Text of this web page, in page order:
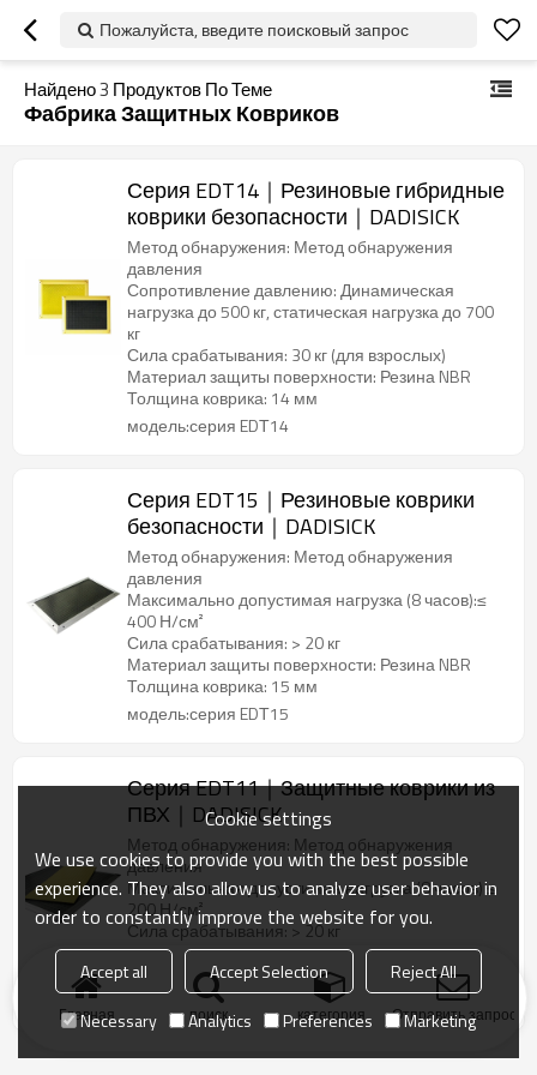
Пожалуйста, введите поисковый запрос
Найдено3 Продуктов По Теме
Фабрика Защитных Ковриков
Серия EDT14｜Резиновые гибридные
коврики безопасности｜DADISICK
Метод обнаружения: Метод обнаружения
давления
Сопротивление давлению: Динамическая
нагрузка до 500 кг, статическая нагрузка до 700
кг
Сила срабатывания: 30 кг (для взрослых)
Материал защиты поверхности: Резина NBR
Толщина коврика: 14 мм
модель:серия EDТ14
Серия EDT15｜Резиновые коврики
безопасности｜DADISICK
Метод обнаружения: Метод обнаружения
давления
Максимально допустимая нагрузка (8 часов):≤
400 Н/см²
Сила срабатывания: > 20 кг
Материал защиты поверхности: Резина NBR
Толщина коврика: 15 мм
модель:серия EDТ15
Серия EDT11｜Защитные коврики из
ПВХ｜DADISICK
Метод обнаружения: Метод обнаружения
давления
Максимальная допустимая нагрузка (8 часов) ≤
200 Н/см²
Сила срабатывания: > 20 кг
Материал защиты поверхности: ПВХ
Толщина коврика: 11 мм
модель:серия EDТ11
Главная поиск категория Отправить запрос
Cookie settings
We use cookies to provide you with the best possible
experience. They also allow us to analyze user behavior in
order to constantly improve the website for you.
Accept all Accept Selection
Reject All
Necessary
Analytics Preferences Marketing